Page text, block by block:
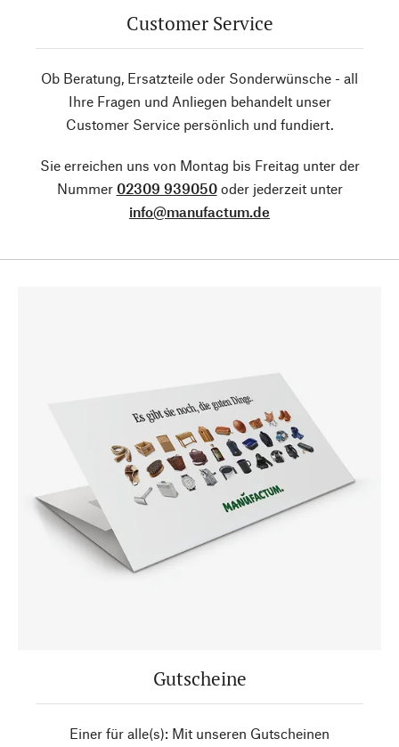
Customer Service
Ob Beratung, Ersatzteile oder Sonderwünsche - all
Ihre Fragen und Anliegen behandelt unser
Customer Service persönlich und fundiert.
Sie erreichen uns von Montag bis Freitag unter der
Nummer 02309 939050oder jederzeit unter
info@manufactum.de
Gutscheine
Einer für alle(s): Mit unseren Gutscheinen